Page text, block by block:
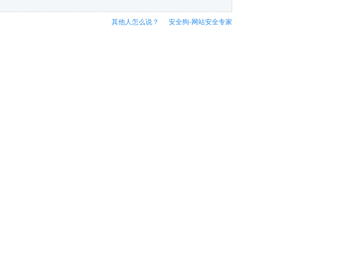
其他人怎么说？ 安全狗-网站安全专家